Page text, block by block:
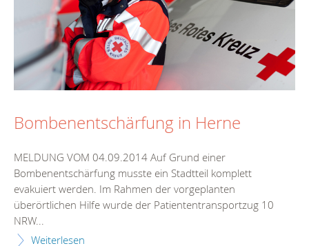
Bombenentschärfung in Herne
MELDUNG VOM 04.09.2014 Auf Grund einer
Bombenentschärfung musste ein Stadtteil komplett
evakuiert werden. Im Rahmen der vorgeplanten
überörtlichen Hilfe wurde der Patiententransportzug 10
NRW...
Weiterlesen